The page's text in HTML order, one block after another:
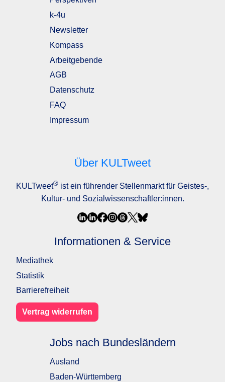
k-4u
Newsletter
Kompass
Arbeitgebende
AGB
Datenschutz
FAQ
Impressum
Über KULTweet
KULTweet® ist ein führender Stellenmarkt für Geistes-,
Kultur- und Sozialwissenschaftler:innen.
Informationen & Service
Mediathek
Statistik
Barrierefreiheit
Vertrag widerrufen
Jobs nach Bundesländern
Ausland
Baden-Württemberg